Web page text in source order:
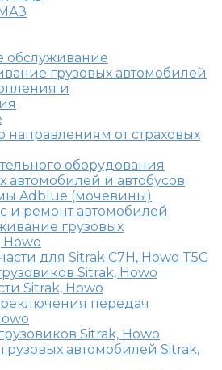
обслуживание
грузовых автомобилей
и
направлениям от страховых
оборудования
автомобилей и автобусов
Adblue (мочевины)
и ремонт автомобилей
грузовых
Howo
для Sitrak C7H, Howo T5G
Sitrak, Howo
Sitrak, Howo
передач
Sitrak, Howo
автомобилей Sitrak,